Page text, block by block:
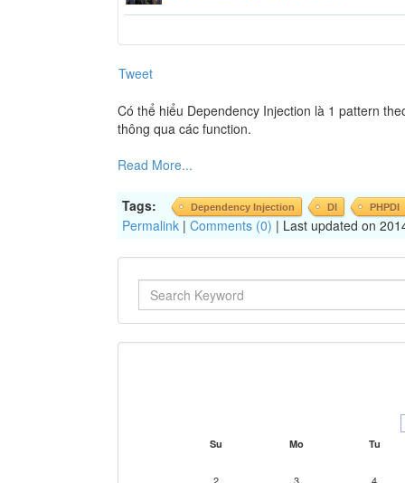
Tweet
Có thể hiểu Dependency Injection là 1 pattern
thông qua các function.
Read More...
Tags: Dependency Injection DI PHPDI
Permalink | Comments (0) | Last updated on
Su Mo Tu